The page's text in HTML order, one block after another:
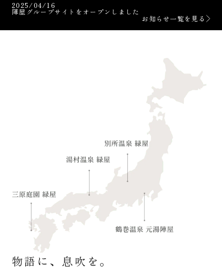
2025/04/16
陣屋グループサイトをオープンしました
お知らせ一覧を見る
物語に、息吹を。